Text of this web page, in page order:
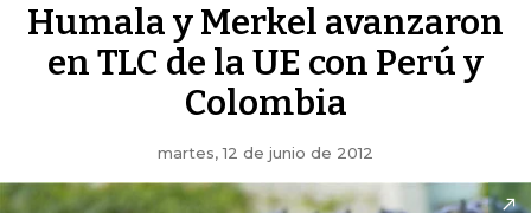
Humala y Merkel avanzaron
en TLC de la UE con Perú y
Colombia
martes, 12 de junio de 2012